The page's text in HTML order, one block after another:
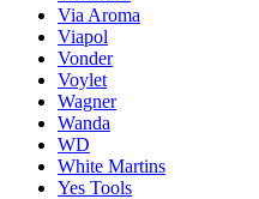
Via Aroma
Viapol
Vonder
Voylet
Wagner
Wanda
WD
White Martins
Yes Tools